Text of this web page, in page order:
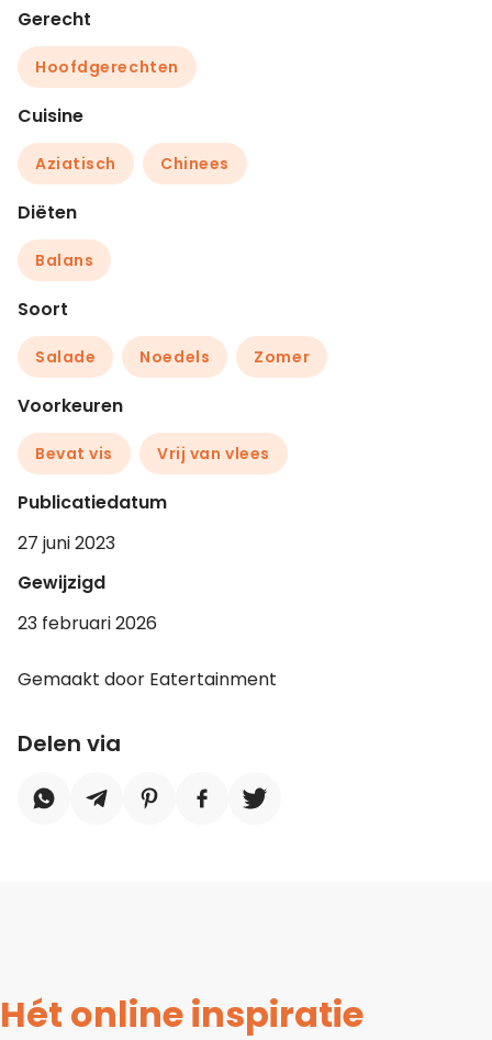
Gerecht
Hoofdgerechten
Cuisine
Aziatisch Chinees
Diëten
Balans
Soort
Salade Noedels Zomer
Voorkeuren
Bevat vis Vrij van vlees
Publicatiedatum
27 juni 2023
Gewijzigd
23 februari 2026
Gemaakt door Eatertainment
Delen via
Hét online inspiratie